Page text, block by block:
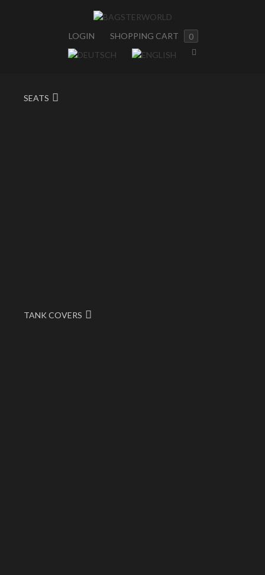
LOGIN SHOPPING CART 0
SEATS
TANK COVERS